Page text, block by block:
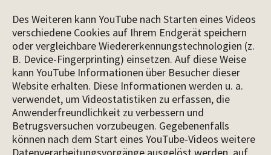
Des Weiteren kann YouTube nach Starten eines Videos
verschiedene Cookies auf Ihrem Endgerät speichern
oder vergleichbare Wiedererkennungstechnologien (z.
B. Device-Fingerprinting) einsetzen. Auf diese Weise
kann YouTube Informationen über Besucher dieser
Website erhalten. Diese Informationen werden u. a.
verwendet, um Videostatistiken zu erfassen, die
Anwenderfreundlichkeit zu verbessern und
Betrugsversuchen vorzubeugen. Gegebenenfalls
können nach dem Start eines YouTube-Videos weitere
Datenverarbeitungsvorgänge ausgelöst werden, auf